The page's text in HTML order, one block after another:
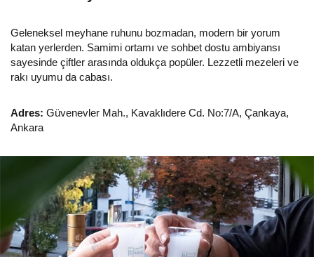
Geleneksel meyhane ruhunu bozmadan, modern bir yorum
katan yerlerden. Samimi ortamı ve sohbet dostu ambiyansı
sayesinde çiftler arasında oldukça popüler. Lezzetli mezeleri ve
rakı uyumu da cabası.
Adres: Güvenevler Mah., Kavaklıdere Cd. No:7/A, Çankaya,
Ankara